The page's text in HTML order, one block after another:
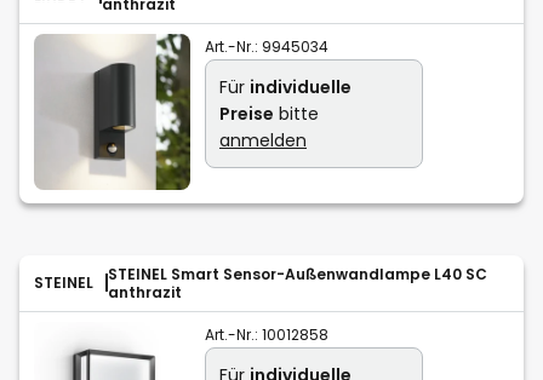
Art.-Nr.: 9945034
Für individuelle
Preise bitte
anmelden
STEINEL
STEINEL Smart Sensor-Außenwandlampe L40 SC
anthrazit
Art.-Nr.: 10012858
Für individuelle